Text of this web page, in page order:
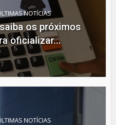
NOTÍCIAS
os próximos
oficializar...
NOTÍCIAS